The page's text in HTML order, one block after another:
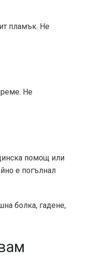
пламък. Не
Не
помощ или
е погълнал
болка, гадене,